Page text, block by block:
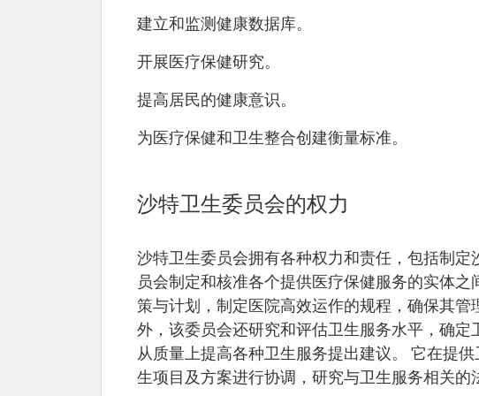
建立和监测健康数据库。
开展医疗保健研究。
提高居民的健康意识。
为医疗保健和卫生整合创建衡量标准。
沙特卫生委员会的权力
沙特卫生委员会拥有各种权力和责任，包括制
员会制定和核准各个提供医疗保健服务的实体
策与计划，制定医院高效运作的规程，确保其
外，该委员会还研究和评估卫生服务水平，确
从质量上提高各种卫生服务提出建议。 它在提
生项目及方案进行协调，研究与卫生服务相关的